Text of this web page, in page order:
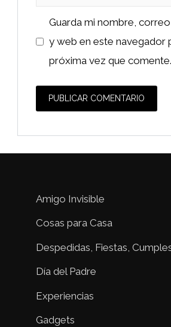
Guarda mi nombre,
y web en este navegador
próxima vez que comente.
Amigo Invisible
Cosas para Casa
Despedidas, Fiestas,
Día del Padre
Experiencias
Gadgets